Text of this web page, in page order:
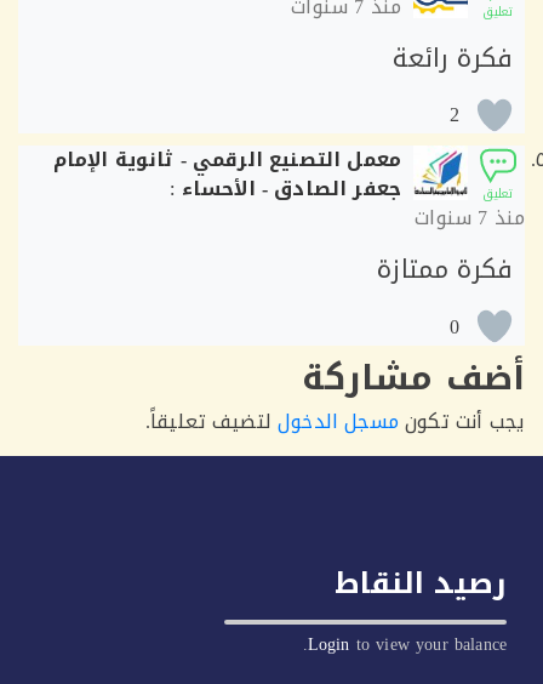
رائعة
2
معمل التصنيع الرقمي - ثانوية الإمام
جعفر الصادق - الأحساء:
ممتازة
0
مشاركة
تكونمسجل الدخوللتضيف تعليقاً.
النقاط
Loginto view your